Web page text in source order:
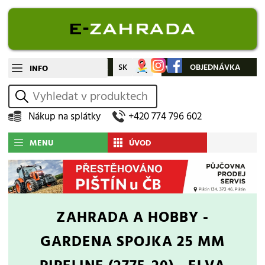
INFO CZ SK Můj účet OBJEDNÁVKA
vyhledat
Nákup na splátky +420 774 796 602
MENU ÚVOD
ZAHRADA A HOBBY -
GARDENA SPOJKA 25 MM